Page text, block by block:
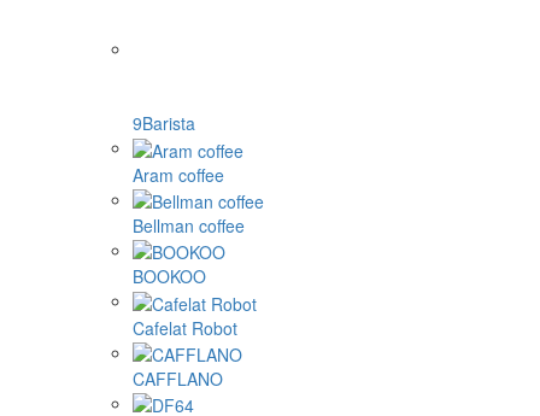
9Barista
Aram coffee
Bellman coffee
BOOKOO
Cafelat Robot
CAFFLANO